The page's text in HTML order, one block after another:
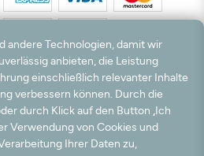
und Österreichs.
für werbliche Zwecke, die jederzeit widerrufen
werden nicht an Dritte weitergegeben.
e.K. / Alle Rechte vorbehalten. powered by
andere Technologien, damit wir
anbieten, die Leistung
einschließlich relevanter Inhalte
verbessern können. Durch die
durch Klick auf den Button „Ich
Verwendung von Cookies und
Ihrer Daten zu,